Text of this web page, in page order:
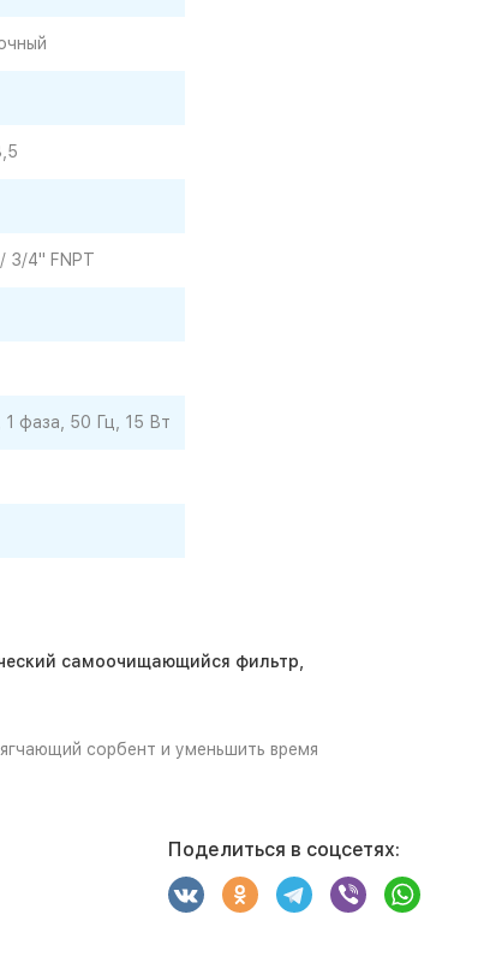
3/4" FNPT
1 фаза, 50 Гц, 15 Вт
самоочищающийся фильтр,
сорбент и уменьшить время
Поделиться в соцсетях: